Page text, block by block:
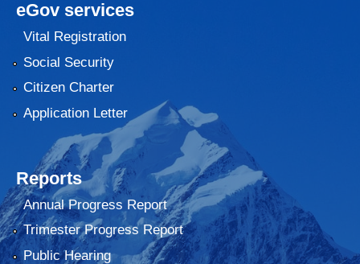
eGov services
Vital Registration
Social Security
Citizen Charter
Application Letter
Reports
Annual Progress Report
Trimester Progress Report
Public Hearing